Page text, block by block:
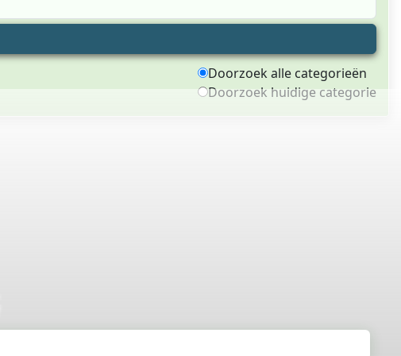
Doorzoek alle categorieën
Doorzoek huidige categorie